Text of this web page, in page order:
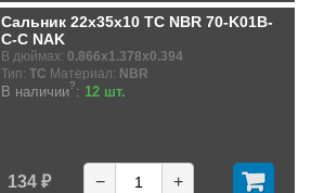
Сальник 22x35x10 TC NBR 70-K01B-
C-C NAK
В дюймах: 0.866x1.378x0.394
Тип: TC Материал: NBR
В наличии?: 12 шт.
134 ₽ − +